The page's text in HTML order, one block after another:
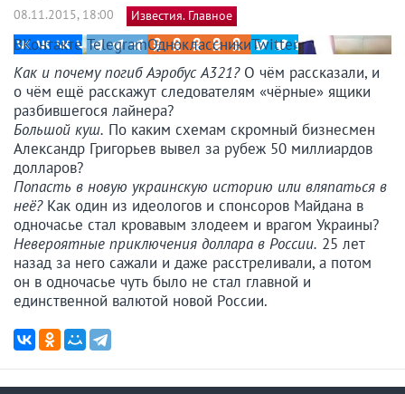
08.11.2015, 18:00 Известия. Главное
ВКонтакте TelegramОдноклассникиTwitter
Как и почему погиб Аэробус А321?О чём рассказали, и
о чём ещё расскажут следователям «чёрные» ящики
разбившегося лайнера?
Большой куш. По каким схемам скромный бизнесмен
Александр Григорьев вывел за рубеж 50 миллиардов
долларов?
Попасть в новую украинскую историю или вляпаться в
неё?Как один из идеологов и спонсоров Майдана в
одночасье стал кровавым злодеем и врагом Украины?
Невероятные приключения доллара в России. 25 лет
назад за него сажали и даже расстреливали, а потом
он в одночасье чуть было не стал главной и
единственной валютой новой России.